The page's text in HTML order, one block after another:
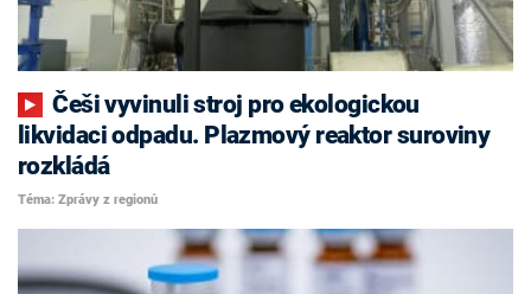
Češi vyvinuli stroj pro ekologickou
likvidaci odpadu. Plazmový reaktor suroviny
rozkládá
Téma: Zprávy z regionů